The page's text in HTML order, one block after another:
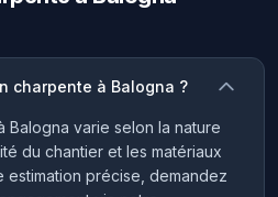
charpente à Balogna ?
Balogna varie selon la nature
du chantier et les matériaux
estimation précise, demandez